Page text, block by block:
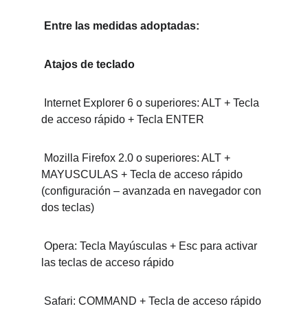
Entre las medidas adoptadas:
Atajos de teclado
de acceso rápido + Tecla ENTER
MAYUSCULAS + Tecla de acceso rápido
(configuración – avanzada en navegador con
dos teclas)
las teclas de acceso rápido
Safari: COMMAND + Tecla de acceso rápido